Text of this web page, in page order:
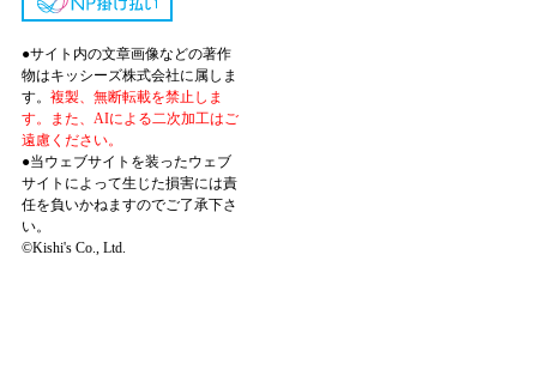
●サイト内の文章画像などの著作
物はキッシーズ株式会社に属しま
す。 複製、無断転載を禁止しま
す。また、AIによる二次加工はご
遠慮ください。
●当ウェブサイトを装ったウェブ
サイトによって生じた損害には責
任を負いかねますのでご了承下さ
い。
©Kishi's Co., Ltd.